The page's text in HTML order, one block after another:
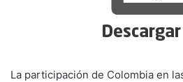
La participación de Colombia en